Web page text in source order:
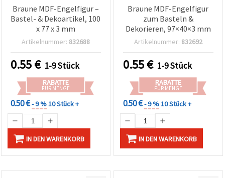
Braune MDF-Engelfigur –
Bastel- & Dekoartikel, 100
x 77 x 3 mm
Artikelnummer: 832688
0.55€ 1-9 Stück
RABATTE
FÜR MENGE
0.50 €- 9 %10 Stück +
IN DEN WARENKORB
Braune MDF-Engelfigur
zum Basteln &
Dekorieren, 97×40×3 mm
Artikelnummer: 832692
0.55€ 1-9 Stück
RABATTE
FÜR MENGE
0.50 €- 9 %10 Stück +
IN DEN WARENKORB